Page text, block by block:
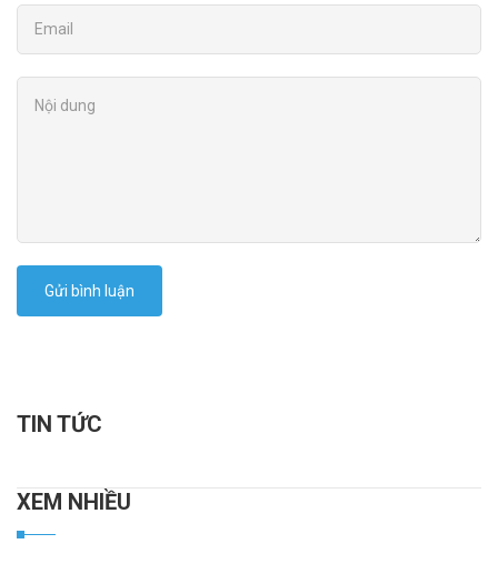
Gửi bình luận
TIN TỨC
XEM NHIỀU